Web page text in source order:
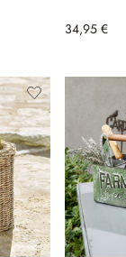
34,95 €